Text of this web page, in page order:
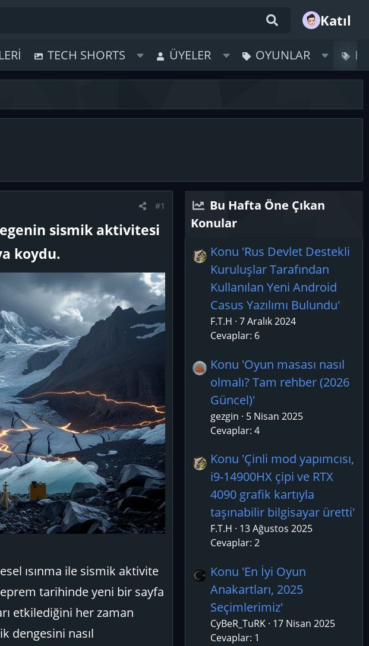
Katıl
TECH SHORTS ÜYELER OYUNLAR
#1
sismik aktivitesi
koydu.​
ısınma ile sismik aktivite
tarihinde yeni bir sayfa
etkilediğini her zaman
dengesini nasıl
Bu Hafta Öne Çıkan
Konular
Konu 'Rus Devlet Destekli
Kuruluşlar Tarafından
Kullanılan Yeni Android
Casus Yazılımı Bulundu'
F.T.H 7 Aralık 2024
Cevaplar: 6
Konu 'Oyun masası nasıl
olmalı? Tam rehber (2026
Güncel)'
gezgin
5 Nisan 2025
Cevaplar: 4
Konu 'Çinli mod yapımcısı,
i9-14900HX çipi ve RTX
4090 grafik kartıyla
taşınabilir bilgisayar üretti'
F.T.H
13 Ağustos 2025
Cevaplar: 2
Konu 'En İyi Oyun
Anakartları, 2025
Seçimlerimiz'
CyBeR_TuRK 17 Nisan 2025
Cevaplar: 1